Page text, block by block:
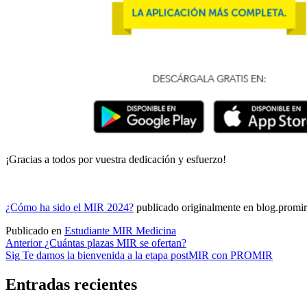
¡Gracias a todos por vuestra dedicación y esfuerzo!
¿Cómo ha sido el MIR 2024? publicado originalmente en
Publicado en Estudiante MIR Medicina
Navegación
de
entradas
Anterior ¿Cuántas plazas MIR se ofertan?
Sig Te damos la bienvenida a la etapa postMIR con PROMIR
Entradas recientes